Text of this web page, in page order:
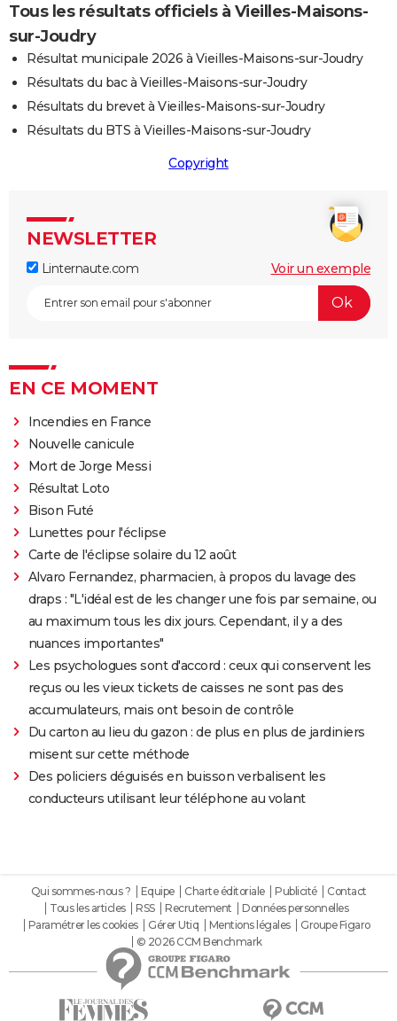
Tous les résultats officiels à Vieilles-Maisons-
sur-Joudry
Résultat municipale 2026 à Vieilles-Maisons-sur-Joudry
Résultats du bac à Vieilles-Maisons-sur-Joudry
Résultats du brevet à Vieilles-Maisons-sur-Joudry
Résultats du BTS à Vieilles-Maisons-sur-Joudry
Copyright
NEWSLETTER
Linternaute.com Voir un exemple
EN CE MOMENT
Incendies en France
Nouvelle canicule
Mort de Jorge Messi
Résultat Loto
Bison Futé
Lunettes pour l'éclipse
Carte de l'éclipse solaire du 12 août
Alvaro Fernandez, pharmacien, à propos du lavage des
draps : "L'idéal est de les changer une fois par semaine, ou
au maximum tous les dix jours. Cependant, il y a des
nuances importantes"
Les psychologues sont d'accord : ceux qui conservent les
reçus ou les vieux tickets de caisses ne sont pas des
accumulateurs, mais ont besoin de contrôle
Du carton au lieu du gazon : de plus en plus de jardiniers
misent sur cette méthode
Des policiers déguisés en buisson verbalisent les
conducteurs utilisant leur téléphone au volant
Qui sommes-nous ? Equipe Charte éditoriale Publicité
Contact
Tous les articles
RSS Recrutement
Données personnelles
Paramétrer les cookies
Gérer Utiq Mentions légales
Groupe Figaro
© 2026 CCM Benchmark